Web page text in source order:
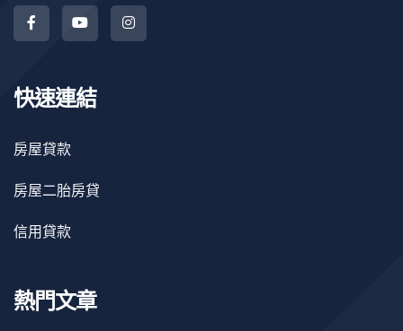
快速連結
房屋貸款
房屋二胎房貸
信用貸款
熱門文章